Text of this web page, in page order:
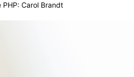
Carol Brandt